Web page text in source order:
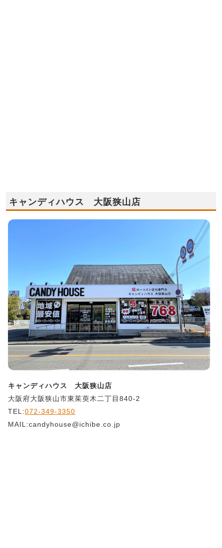
キャンディハウス 大阪狭山店
キャンディハウス 大阪狭山店
大阪府大阪狭山市東茱萸木二丁目840-2
TEL:072-349-3350
MAIL:candyhouse@ichibe.co.jp